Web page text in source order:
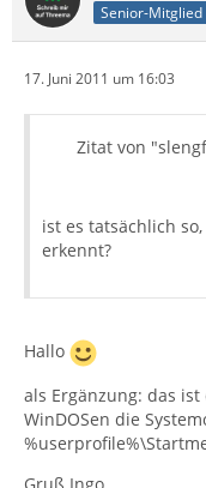
Senior-Mitglied
17. Juni 2011 um 16:03
Zitat von
ist es tatsächlich
erkennt?
Hallo
als Ergänzung: das
WinDOSen die